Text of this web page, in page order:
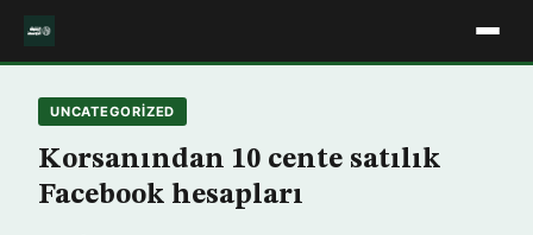
UNCATEGORIZED
Korsanından 10 cente satılık
Facebook hesapları